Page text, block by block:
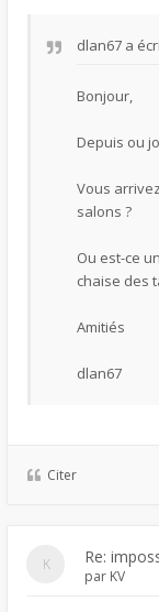
dlan67 a
Bonjour,
Depuis ou
Vous
salons ?
Ou est-ce
chaise des
Amitiés
dlan67
Citer
Re:
par KV